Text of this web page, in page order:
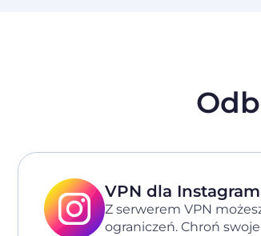
VPN dla
Z serwerem VPN
ograniczeń. Chroń